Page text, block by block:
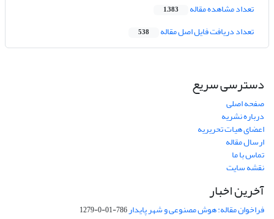
تعداد مشاهده مقاله 1,383
تعداد دریافت فایل اصل مقاله 538
دسترسی سریع
صفحه اصلی
درباره نشریه
اعضای هیات تحریریه
ارسال مقاله
تماس با ما
نقشه سایت
آخرین اخبار
فراخوان مقاله: هوش مصنوعی و شهر پایدار786-01-0-1279